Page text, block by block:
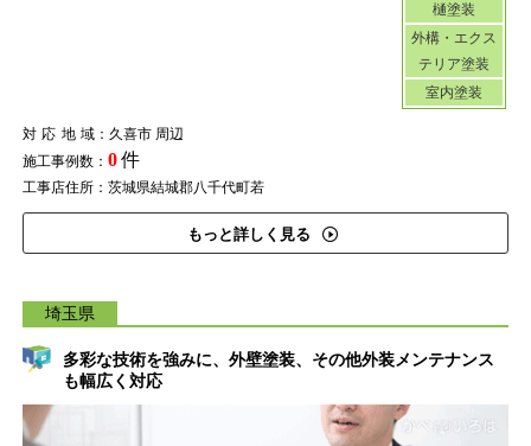
樋塗装
外構・エクス
テリア塗装
室内塗装
対応地域：久喜市 周辺
施工事例数： 0件
工事店住所：茨城県結城郡八千代町若
もっと詳しく見る
埼玉県
多彩な技術を強みに、外壁塗装、その他外装メンテナンス
も幅広く対応